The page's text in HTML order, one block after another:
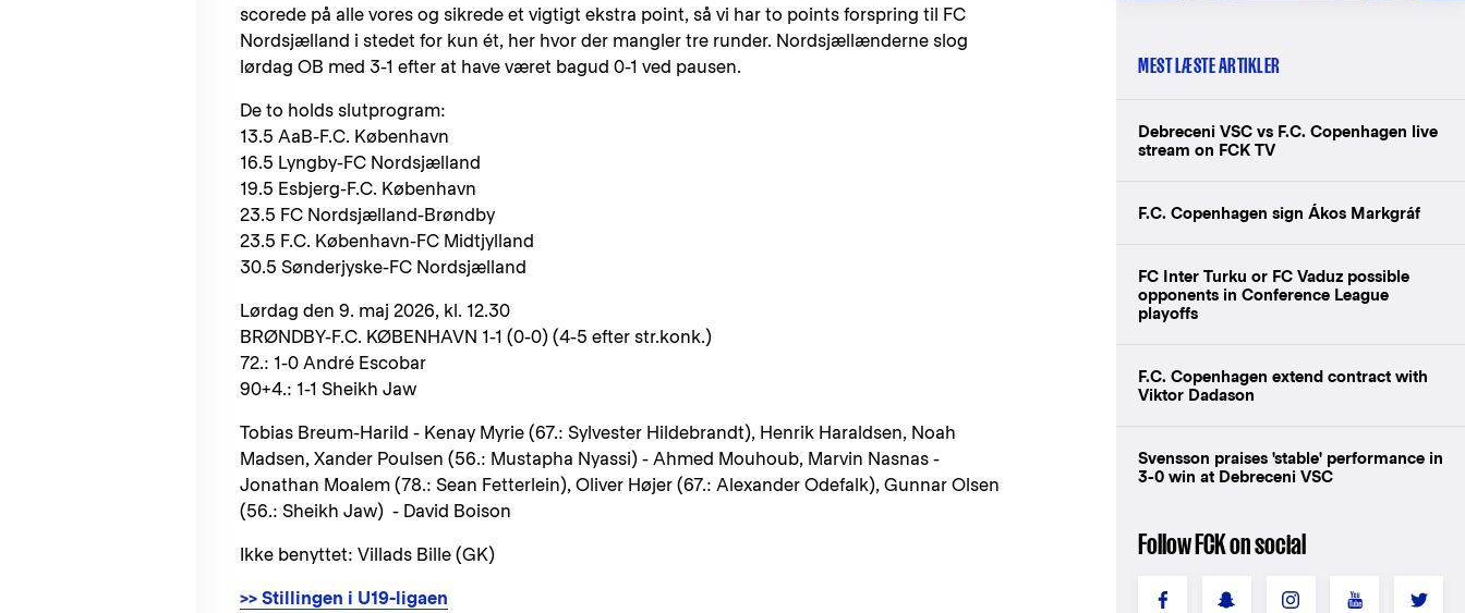
scorede på alle vores og sikrede et vigtigt ekstra point, så vi har to points forspring til FC
Nordsjælland i stedet for kun ét, her hvor der mangler tre runder. Nordsjællænderne slog
lørdag OB med 3-1 efter at have været bagud 0-1 ved pausen.
De to holds slutprogram:
13.5 AaB-F.C. København
16.5 Lyngby-FC Nordsjælland
19.5 Esbjerg-F.C. København
23.5 FC Nordsjælland-Brøndby
23.5 F.C. København-FC Midtjylland
30.5 Sønderjyske-FC Nordsjælland
Lørdag den 9. maj 2026, kl. 12.30
BRØNDBY-F.C. KØBENHAVN 1-1 (0-0) (4-5 efter str.konk.)
72.: 1-0 André Escobar
90+4.: 1-1 Sheikh Jaw
Tobias Breum-Harild - Kenay Myrie (67.: Sylvester Hildebrandt), Henrik Haraldsen, Noah
Madsen, Xander Poulsen (56.: Mustapha Nyassi) - Ahmed Mouhoub, Marvin Nasnas -
Jonathan Moalem (78.: Sean Fetterlein), Oliver Højer (67.: Alexander Odefalk), Gunnar Olsen
(56.: Sheikh Jaw) - David Boison
Ikke benyttet: Villads Bille (GK)
>> Stillingen i U19-ligaen
MEST LÆSTE ARTIKLER
Debreceni VSC vs F.C. Copenhagen live
stream on FCK TV
F.C. Copenhagen sign Ákos Markgráf
FC Inter Turku or FC Vaduz possible
opponents in Conference League
playoffs
F.C. Copenhagen extend contract with
Viktor Dadason
Svensson praises 'stable' performance in
3-0 win at Debreceni VSC
Follow FCK on social